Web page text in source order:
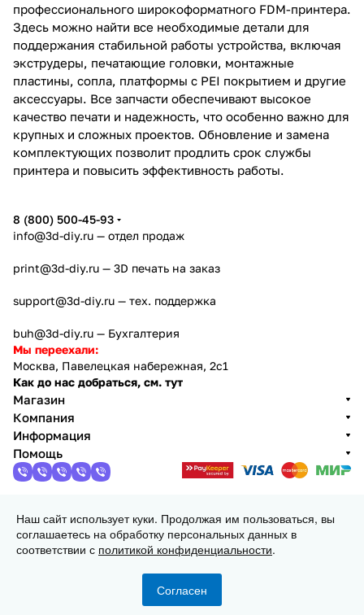
профессионального широкоформатного FDM-принтера.
Здесь можно найти все необходимые детали для
поддержания стабильной работы устройства, включая
экструдеры, печатающие головки, монтажные
пластины, сопла, платформы с PEI покрытием и другие
аксессуары. Все запчасти обеспечивают высокое
качество печати и надежность, что особенно важно для
крупных и сложных проектов. Обновление и замена
комплектующих позволит продлить срок службы
принтера и повысить эффективность работы.
8 (800) 500-45-93
info@3d-diy.ru — отдел продаж
print@3d-diy.ru — 3D печать на заказ
support@3d-diy.ru — тех. поддержка
buh@3d-diy.ru — Бухгалтерия
Мы переехали:
Москва, Павелецкая набережная, 2с1
Как до нас добраться, см. тут
Магазин
Компания
Информация
Помощь
2013 - 2026 © 3DiY (Тридиай) - интернет-магазин
комплектующих для 3D принтеров, ЧПУ станков и
робототехники
Наш сайт использует куки. Продолжая им пользоваться, вы
соглашаетесь на обработку персональных данных в
соответствии с политикой конфиденциальности.
Согласен